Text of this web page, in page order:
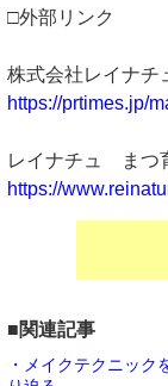
□外部リンク
株式会社レイナチ
https://prtimes.jp/
レイナチュ まつ
https://
■関連記事
・メイクテクニッ